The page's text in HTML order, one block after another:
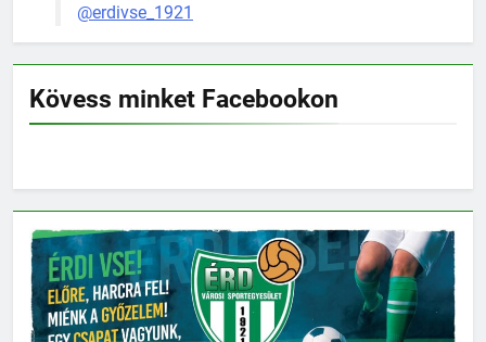
@erdivse_1921
Kövess minket Facebookon